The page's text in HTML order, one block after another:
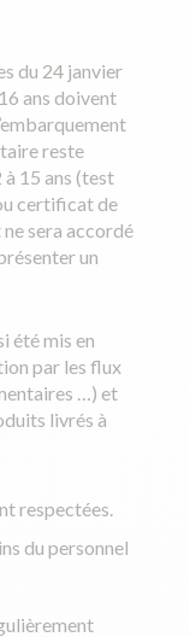
du 24 janvier
ans doivent
reste
15 ans (test
certificat de
sera accordé
un
été mis en
par les flux
…) et
livrés à
respectées.
du personnel